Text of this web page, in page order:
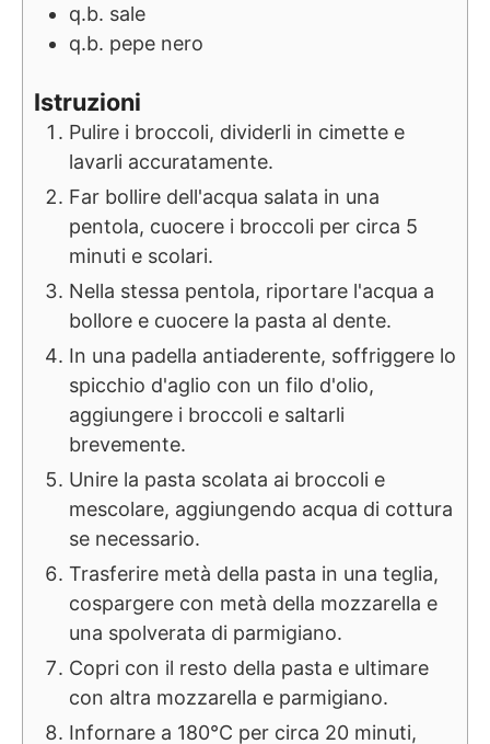
q.b. sale
q.b. pepe nero
Istruzioni
Pulire i broccoli, dividerli in cimette e
lavarli accuratamente.
Far bollire dell'acqua salata in una
pentola, cuocere i broccoli per circa 5
minuti e scolari.
Nella stessa pentola, riportare l'acqua a
bollore e cuocere la pasta al dente.
In una padella antiaderente, soffriggere lo
spicchio d'aglio con un filo d'olio,
aggiungere i broccoli e saltarli
brevemente.
Unire la pasta scolata ai broccoli e
mescolare, aggiungendo acqua di cottura
se necessario.
Trasferire metà della pasta in una teglia,
cospargere con metà della mozzarella e
una spolverata di parmigiano.
Copri con il resto della pasta e ultimare
con altra mozzarella e parmigiano.
Infornare a 180°C per circa 20 minuti,